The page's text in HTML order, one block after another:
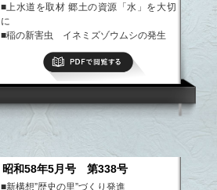
■上水道を取材 郷土の資源「水」を大切
に
■稲の新害虫 イネミズゾウムシの発生
■まちのできごと
■ふるさと散歩道
昭和58年5月号 第338号
■新構想”歴史の里”づくり発進